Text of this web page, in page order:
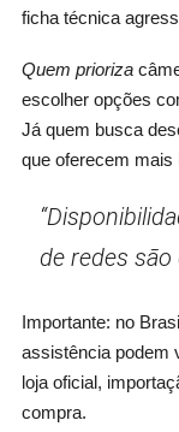
ficha técnica
Quem prioriza
escolher opções
Já quem busca
que oferecem mais
de redes são
Importante: no
assistência podem
loja oficial,
compra.